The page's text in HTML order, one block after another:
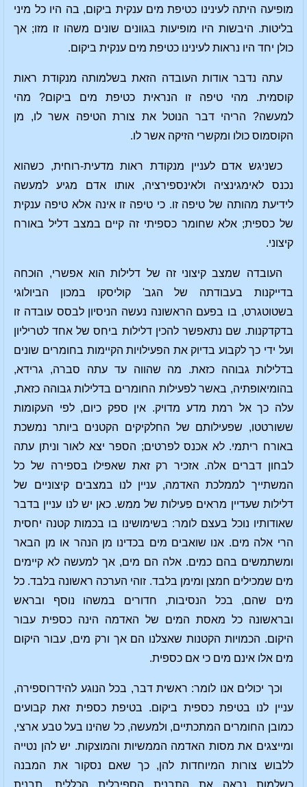
מופיעה היתה לעינינו כטיפת מים ענקית ביקום, בה היו כל מיני
בליטות. היבשות היו מופיעות בגוונים שונים משהו זו מזו; אך
כולן יחד היו נראות לעינינו כטיפת מים ענקית ביקום.
עתה נדבר אודות העובדה הזאת בשלמותה מנקודת ראות
קוסמית. מהי טיפה זו הנראית כטיפת מים ביקום? מהי
למעשה? הריהי דבר הנוטל את צורת הטיפה אשר לו, מן
הקוסמוס כולו ומקשרי הזיקה אשר לו.
כשניגש אדם לעניין מנקודת ראות מדעית-רוחית, כשהוא
נכנס לאימגינציה ולאינספירציה, אותו אדם מגיע למעשה
לידיעת מהותה של טיפה זו. כי טיפה זו אינה אלא טיפה ענקית
של כספית; אלא שחומר כספיתי זה קיים במצב דליל באורח
קיצוני.
העובדה שמצב קיצוני זה של דלילות הוא אפשרי, הוּכחה
בדייקנות בעבודתה של הגב' קוליסקו במכון הביולוגי
בשטוטגרט, בו בפעם הראשונה נעשה הניסיון לבסס עובדה זו
בדקדקנות. שם נתאפשר להכין דלילות ביחס של אחד לטריליון
ועל ידי כך לקבוע בדיוק את הפעילויות הקיימות בחומרים שונים
בדלילות גבוהה כזאת. מה שהווה עד עתה סברה, גרידא,
בהומיאופתיה, באשר לפעילות החומרים בדלילות גבוהה כזאת,
עלה כך אל רמת מדע מדויק. אין ספק כיום, לפי העקומות
ששורטטו, שפעילותם של החלקיקים הקטנים ביותר נמשכת
באורח ריתמי. לא אכנס לפרטים; הספר יצא לאור וניתן עתה
לבחון דברים אלה. אזכיר רק זאת שאפילו בספירה של כל
המשתייך לממלכת האדמה, עניין לנו במצבים קיצוניים של
דלילות שעדיין מראים פעילות של ממש. כאן יש לנו עניין בדבר
שאודותיו נוכל בעצם לומר: בשימושינו בו בכמות קטנה יחסית
הרי אלה מים. אנו שואבים מים בכדינו מן הנהר או מן הבאר
ומשתמשים בהם כמים. אלה הם מים, אך למעשה לא קיימים
מים שמכילים חמצן ומימן בלבד. זוהי הערכה ראשונה בלבד. כל
מים שהם, בכל הנסיבות, חדורים במשהו נוסף ובראש
ובראשונה כל מאסת המים של האדמה הינה כספית עבור
היקום. הכמויות הקטנות שאצלנו הם אך ורק מים, עבור היקום
מים אלו אינם מים כי אם כספית.
וכך יכולים אנו לומר: ראשית דבר, בכל הנוגע להידרוספירה,
עניין לנו בטיפת כספית ביקום. בטיפת כספית זאת קבועים
כמובן החומרים המתכתיים, ולמעשה, כל שהינו בעל טבע ארצי,
ומייצגים את מסות האדמה הממשיות והמוצקות. יש להן נטייה
ללבוש צורות המיוחדות להן, כך שאם נסקור את המבנה
כשלמות נראה את התבנית הספירלית הכללית, תבנית